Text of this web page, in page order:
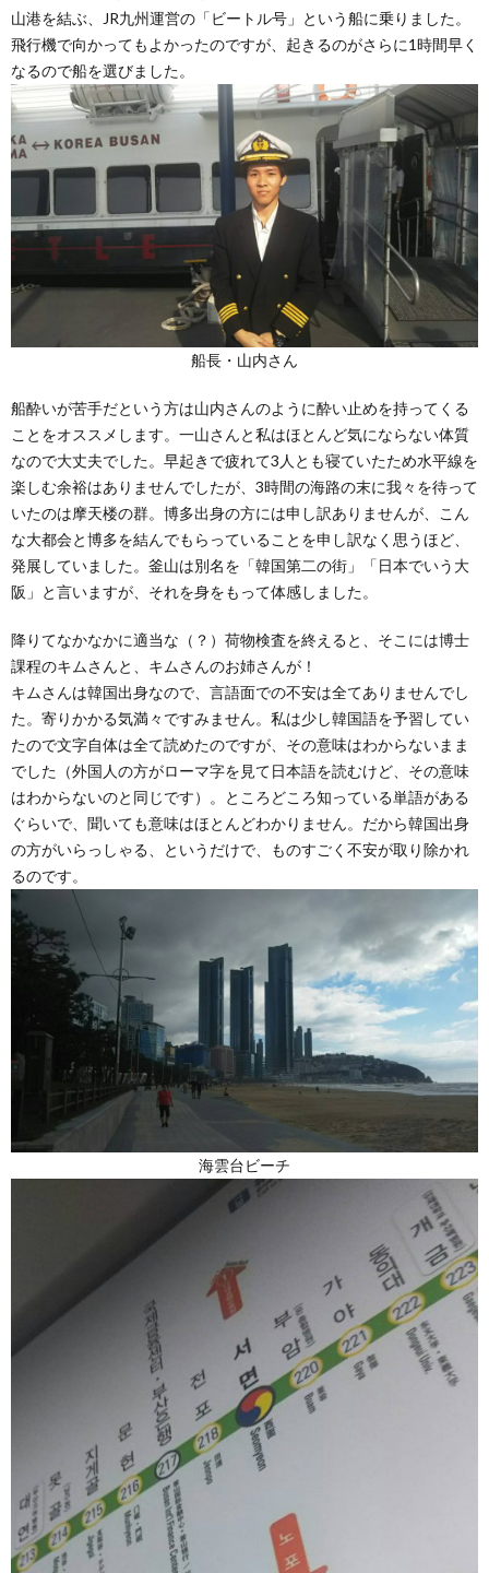
山港を結ぶ、JR九州運営の「ビートル号」という船に乗りました。
飛行機で向かってもよかったのですが、起きるのがさらに1時間早く
なるので船を選びました。
船長・山内さん
船酔いが苦手だという方は山内さんのように酔い止めを持ってくる
ことをオススメします。一山さんと私はほとんど気にならない体質
なので大丈夫でした。早起きで疲れて3人とも寝ていたため水平線を
楽しむ余裕はありませんでしたが、3時間の海路の末に我々を待って
いたのは摩天楼の群。博多出身の方には申し訳ありませんが、こん
な大都会と博多を結んでもらっていることを申し訳なく思うほど、
発展していました。釜山は別名を「韓国第二の街」「日本でいう大
阪」と言いますが、それを身をもって体感しました。
降りてなかなかに適当な（？）荷物検査を終えると、そこには博士
課程のキムさんと、キムさんのお姉さんが！
キムさんは韓国出身なので、言語面での不安は全てありませんでし
た。寄りかかる気満々ですみません。私は少し韓国語を予習してい
たので文字自体は全て読めたのですが、その意味はわからないまま
でした（外国人の方がローマ字を見て日本語を読むけど、その意味
はわからないのと同じです）。ところどころ知っている単語がある
ぐらいで、聞いても意味はほとんどわかりません。だから韓国出身
の方がいらっしゃる、というだけで、ものすごく不安が取り除かれ
るのです。
海雲台ビーチ